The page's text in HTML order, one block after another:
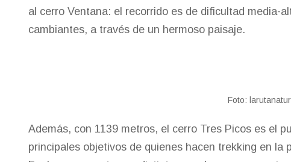
al cerro Ventana: el recorrido es de dificultad media-
cambiantes, a través de un hermoso paisaje.
Foto:
Además, con 1139 metros, el cerro Tres Picos es el
principales objetivos de quienes hacen trekking en la